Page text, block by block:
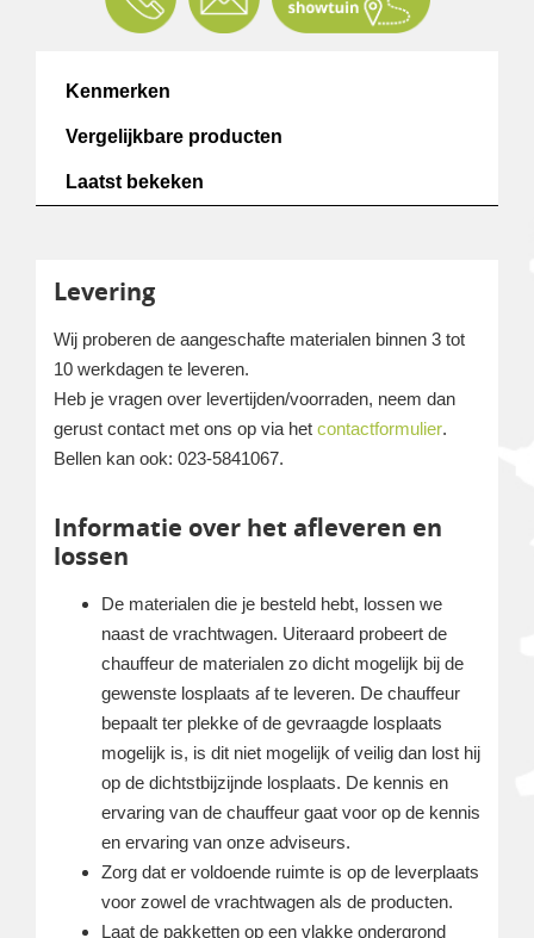
Kenmerken
Vergelijkbare producten
Laatst bekeken
Levering
Wij proberen de aangeschafte materialen binnen 3 tot
10 werkdagen te leveren.
Heb je vragen over levertijden/voorraden, neem dan
gerust contact met ons op via het contactformulier.
Bellen kan ook: 023-5841067.
Informatie over het afleveren en
lossen
De materialen die je besteld hebt, lossen we
naast de vrachtwagen. Uiteraard probeert de
chauffeur de materialen zo dicht mogelijk bij de
gewenste losplaats af te leveren. De chauffeur
bepaalt ter plekke of de gevraagde losplaats
mogelijk is, is dit niet mogelijk of veilig dan lost hij
op de dichtstbijzijnde losplaats. De kennis en
ervaring van de chauffeur gaat voor op de kennis
en ervaring van onze adviseurs.
Zorg dat er voldoende ruimte is op de leverplaats
voor zowel de vrachtwagen als de producten.
Laat de pakketten op een vlakke ondergrond